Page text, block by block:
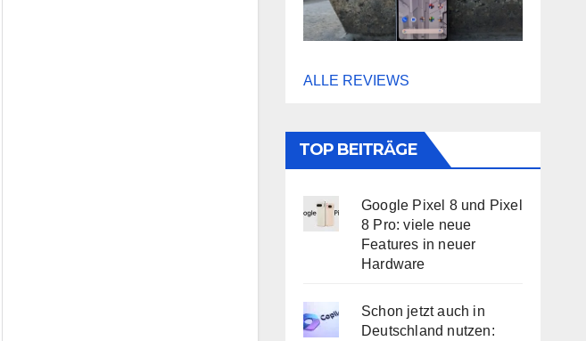
ALLE REVIEWS
TOP BEITRÄGE
Google Pixel 8 und Pixel
8 Pro: viele neue
Features in neuer
Hardware
Schon jetzt auch in
Deutschland nutzen: